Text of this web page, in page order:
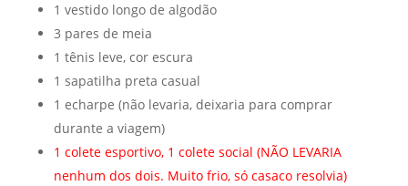
1 vestido longo de algodão
3 pares de meia
1 tênis leve, cor escura
1 sapatilha preta casual
1 echarpe (não levaria, deixaria para comprar
durante a viagem)
1 colete esportivo, 1 colete social (NÃO LEVARIA
nenhum dos dois. Muito frio, só casaco resolvia)